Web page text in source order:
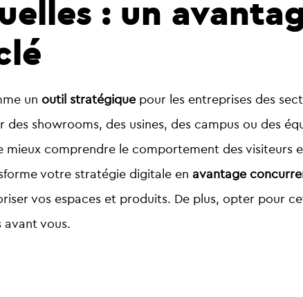
: un
un outil stratégique pour les entreprises des
showrooms, des usines, des campus ou des
comprendre le comportement des visiteurs
votre stratégie digitale en avantage
vos espaces et produits. De plus, opter pour
vous.